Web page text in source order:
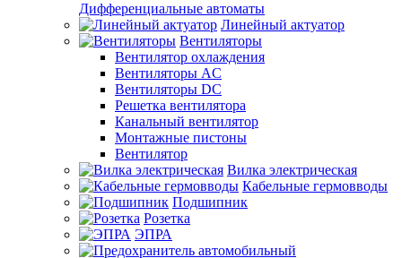
Дифференциальные автоматы
Линейный актуатор
Вентиляторы
Вентилятор охлаждения
Вентиляторы AC
Вентиляторы DC
Решетка вентилятора
Канальный вентилятор
Монтажные пистоны
Вентилятор
Вилка электрическая
Кабельные гермовводы
Подшипник
Розетка
ЭПРА